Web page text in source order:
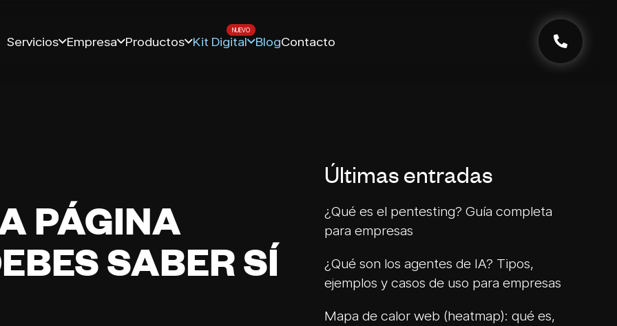
Servicios Empresa Productos Kit Digital BlogContacto
PÁGINA
SABER SÍ
Últimas entradas
¿Qué es el pentesting? Guía completa
para empresas
¿Qué son los agentes de IA? Tipos,
ejemplos y casos de uso para empresas
Mapa de calor web (heatmap): qué es,